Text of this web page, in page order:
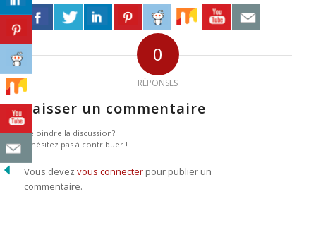
0
RÉPONSES
Laisser un commentaire
Rejoindre la discussion?
N’hésitez pas à contribuer !
Vous devez vous connecterpour publier un
commentaire.